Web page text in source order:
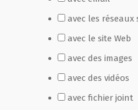
avec les réseaux
avec le site Web
avec des images
avec des vidéos
avec fichier joint